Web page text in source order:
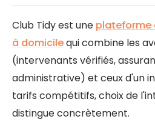
Club Tidy est une plateforme
à domicilequi combine les
(intervenants vérifiés,
administrative) et ceux d'un
tarifs compétitifs, choix de
distingue concrètement.